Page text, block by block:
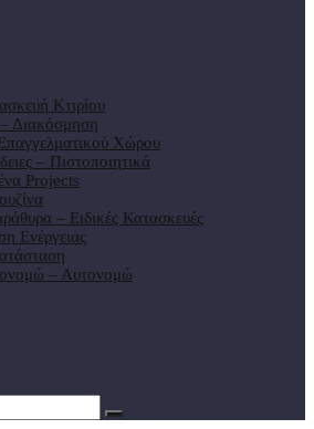
Κτιρίου
Διακόσμηση
Χώρου
– Πιστοποιητικά
Projects
– Ειδικές Κατασκευές
Ενέργειας
– Αυτονομώ